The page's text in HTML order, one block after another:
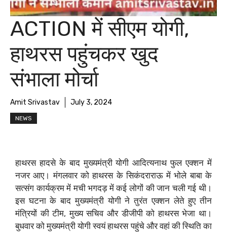
ACTION में सीएम योगी,
हाथरस पहुंचकर खुद
संभाला मोर्चा
Amit Srivastav July 3, 2024
NEWS
हाथरस हादसे के बाद मुख्यमंत्री योगी आदित्यनाथ फुल एक्शन में
नजर आए। मंगलवार को हाथरस के सिकंदराराऊ में भोले बाबा के
सत्संग कार्यक्रम में मची भगदड़ में कई लोगों की जान चली गई थी।
इस घटना के बाद मुख्यमंत्री योगी ने तुरंत एक्शन लेते हुए तीन
मंत्रियों की टीम, मुख्य सचिव और डीजीपी को हाथरस भेजा था।
बुधवार को मुख्यमंत्री योगी स्वयं हाथरस पहुंचे और वहां की स्थिति का